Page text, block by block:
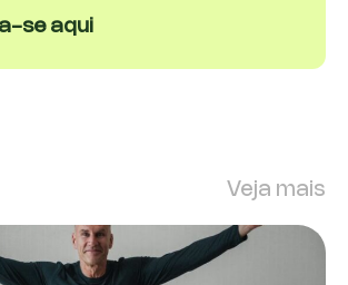
se aqui
Veja mais